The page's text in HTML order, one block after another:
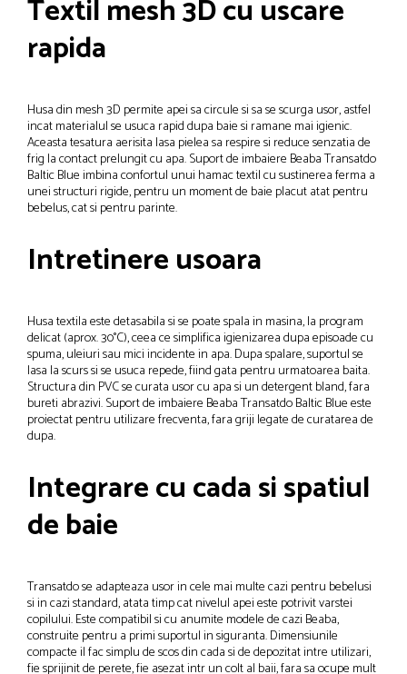
Textil mesh 3D cu uscare
rapida
Husa din mesh 3D permite apei sa circule si sa se scurga usor, astfel
incat materialul se usuca rapid dupa baie si ramane mai igienic.
Aceasta tesatura aerisita lasa pielea sa respire si reduce senzatia de
frig la contact prelungit cu apa. Suport de imbaiere Beaba Transatdo
Baltic Blue imbina confortul unui hamac textil cu sustinerea ferma a
unei structuri rigide, pentru un moment de baie placut atat pentru
bebelus, cat si pentru parinte.
Intretinere usoara
Husa textila este detasabila si se poate spala in masina, la program
delicat (aprox. 30°C), ceea ce simplifica igienizarea dupa episoade cu
spuma, uleiuri sau mici incidente in apa. Dupa spalare, suportul se
lasa la scurs si se usuca repede, fiind gata pentru urmatoarea baita.
Structura din PVC se curata usor cu apa si un detergent bland, fara
bureti abrazivi. Suport de imbaiere Beaba Transatdo Baltic Blue este
proiectat pentru utilizare frecventa, fara griji legate de curatarea de
dupa.
Integrare cu cada si spatiul
de baie
Transatdo se adapteaza usor in cele mai multe cazi pentru bebelusi
si in cazi standard, atata timp cat nivelul apei este potrivit varstei
copilului. Este compatibil si cu anumite modele de cazi Beaba,
construite pentru a primi suportul in siguranta. Dimensiunile
compacte il fac simplu de scos din cada si de depozitat intre utilizari,
fie sprijinit de perete, fie asezat intr un colt al baii, fara sa ocupe mult